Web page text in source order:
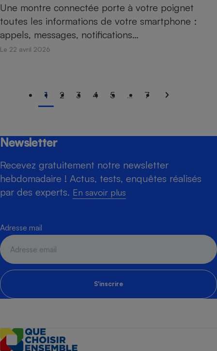
Une montre connectée porte à votre poignet
toutes les informations de votre smartphone :
appels, messages, notifications…
Le 22 avril 2026
1 2 3 4 5 ... 7
Newsletter
Recevez gratuitement notre newsletter
hebdomadaire ! Actus, tests, enquêtes réalisés
par des experts. En savoir plus
Adresse mail
S'inscrire